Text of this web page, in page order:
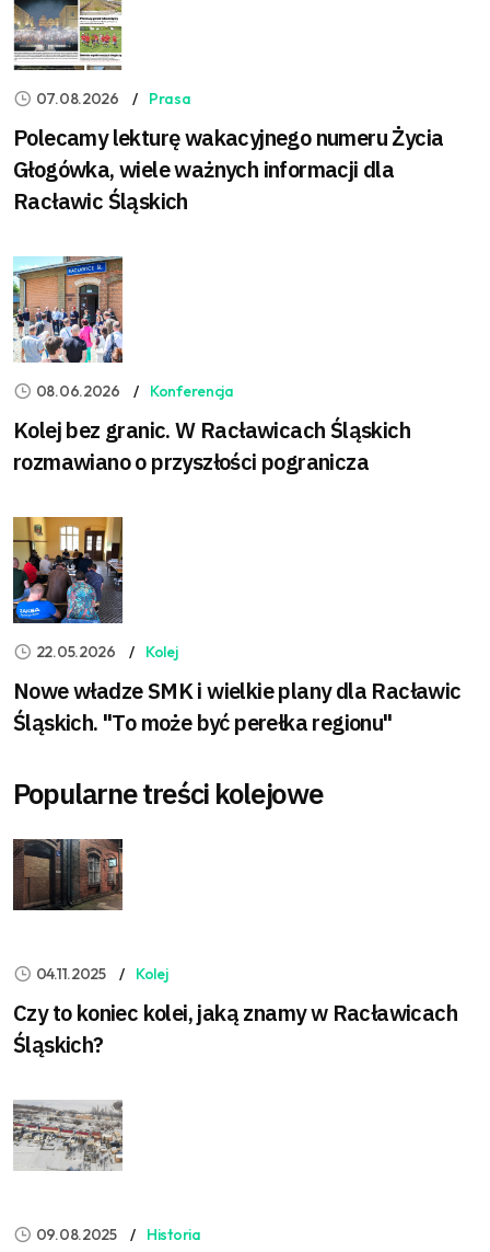
07.08.2026 Prasa
Polecamy lekturę wakacyjnego numeru Życia
Głogówka, wiele ważnych informacji dla
Racławic Śląskich
08.06.2026 Konferencja
Kolej bez granic. W Racławicach Śląskich
rozmawiano o przyszłości pogranicza
22.05.2026 Kolej
Nowe władze SMK i wielkie plany dla Racławic
Śląskich. "To może być perełka regionu"
Popularne treści kolejowe
04.11.2025 Kolej
Czy to koniec kolei, jaką znamy w Racławicach
Śląskich?
09.08.2025 Historia